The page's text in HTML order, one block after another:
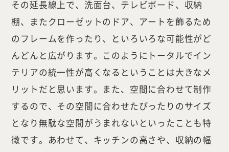
その延長線上で、洗面台、テレビボード、収納
棚、またクローゼットのドア、アートを飾るため
のフレームを作ったり、といろいろな可能性がど
んどんと広がります。このようにトータルでイン
テリアの統一性が高くなるということは大きなメ
リットだと思います。また、空間に合わせて制作
するので、その空間に合わせたぴったりのサイズ
となり無駄な空間がうまれないといったことも特
徴です。あわせて、キッチンの高さや、収納の幅